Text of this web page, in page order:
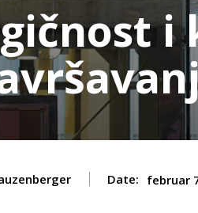
Date: februar